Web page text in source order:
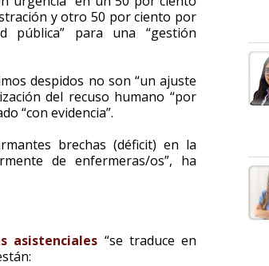
y otro 50 por ciento por
pública” para una “gestión
despidos no son “un ajuste
del recuso humano “por
“con evidencia”.
brechas (déficit) en la
de enfermeras/os”, ha
asistenciales “se traduce en